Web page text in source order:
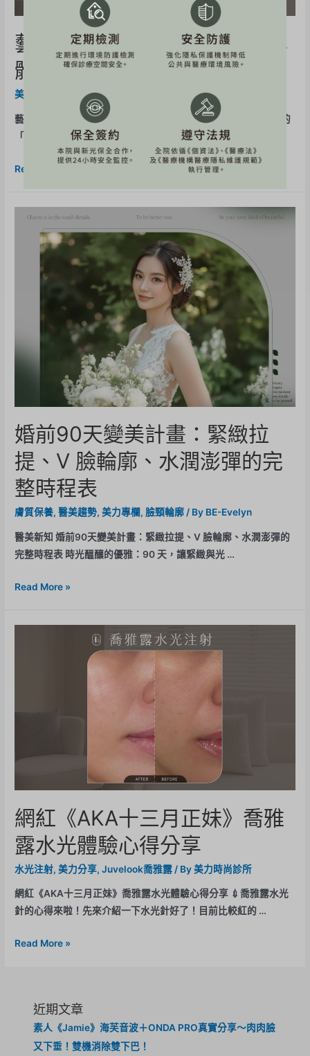
藝人《王晴》Juvelook喬雅露
體驗心得分享
美力分享 Juvelook喬雅露 BE-Evelyn
藝人《王晴》Juvelook喬雅露體驗心得分享 最近醫美界很流行的
「Juvelook喬雅露」我也被燒到了！很喜 …
Read More »
婚前90天變美計畫：緊緻拉
提、V 臉輪廓、水潤澎彈的完
整時程表
膚質保養,醫美趨勢,美力專欄, 臉頸輪廓 / By BE-Evelyn
醫美新知 婚前90天變美計畫：緊緻拉提、V 臉輪廓、水潤澎彈的
完整時程表 時光醞釀的優雅：90 天，讓緊緻與光 …
Read More »
網紅《AKA十三月正妹》喬雅
露水光體驗心得分享
水光注射,美力分享,Juvelook喬雅露 / By美力時尚診所
網紅《AKA十三月正妹》喬雅露水光體驗心得分享 💉喬雅露水光
針的心得來啦！先來介紹一下水光針好了！目前比較紅的 …
Read More »
近期文章
素人《Jamie》海芙音波＋ONDA PRO真實分享～肉肉臉
又下垂！雙機消除雙下巴！